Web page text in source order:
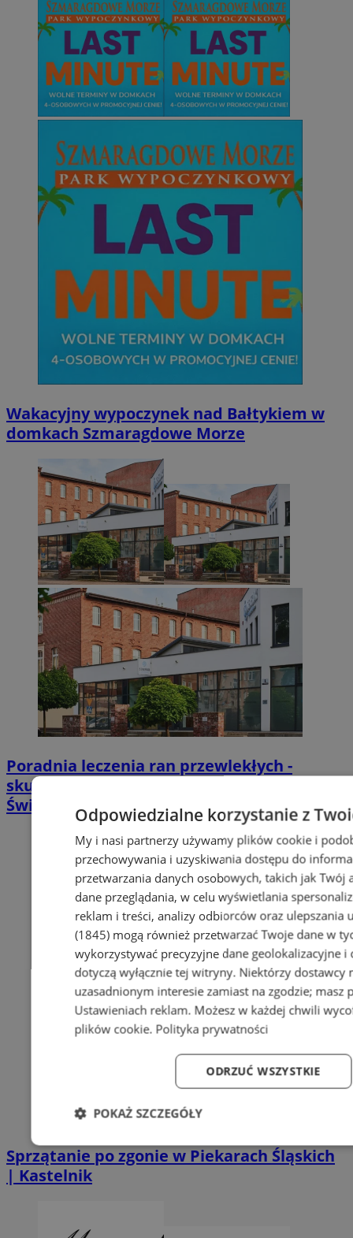
Wakacyjny wypoczynek nad Bałtykiem w
domkach Szmaragdowe Morze
Poradnia leczenia ran przewlekłych -
skuteczna terapia trudno gojących się ran |
Świętochłowice
Sprzątanie po zgonie w Piekarach Śląskich
| Kastelnik
Odpowiedzialne korzystanie z
My i nasi partnerzy używamy plików cookie i
przechowywania i uzyskiwania dostępu do
przetwarzania danych osobowych, takich jak
dane przeglądania, w celu wyświetlania
reklam i treści, analizy odbiorców oraz ulepszania
(1845)mogą również przetwarzać Twoje dane w
wykorzystywać precyzyjne dane geolokalizacyjne
dotyczą wyłącznie tej witryny. Niektórzy dostawcy
uzasadnionym interesie zamiast na zgodzie; masz
Ustawieniach reklam. Możesz w każdej chwili
plików cookie. Polityka prywatności
ODRZUĆ WSZYSTKIE
POKAŻ SZCZEGÓŁY
Niezbędne Wydajność Targetowanie